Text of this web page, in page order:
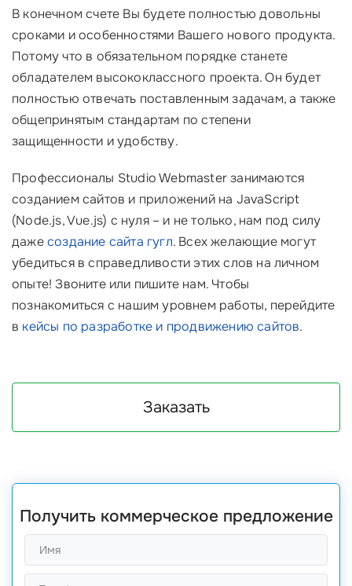
В конечном счете Вы будете полностью довольны
сроками и особенностями Вашего нового продукта.
Потому что в обязательном порядке станете
обладателем высококлассного проекта. Он будет
полностью отвечать поставленным задачам, а также
общепринятым стандартам по степени
защищенности и удобству.
Профессионалы Studio Webmaster занимаются
созданием сайтов и приложений на JavaScript
(Node.js, Vue.js) с нуля – и не только, нам под силу
дажесоздание сайта гугл. Всех желающие могут
убедиться в справедливости этих слов на личном
опыте! Звоните или пишите нам. Чтобы
познакомиться с нашим уровнем работы, перейдите
в кейсы по разработке и продвижению сайтов.
Заказать
Получить коммерческое предложение